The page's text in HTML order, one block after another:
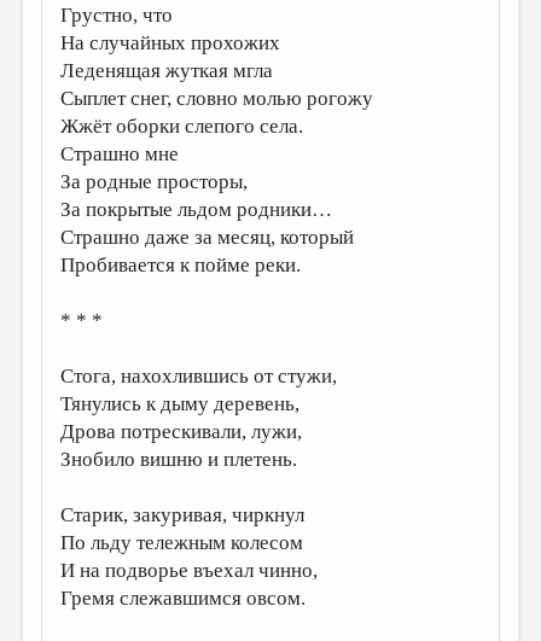
Грустно, что
На случайных прохожих
Леденящая жуткая мгла
Сыплет снег, словно молью рогожу
Жжёт оборки слепого села.
Страшно мне
За родные просторы,
За покрытые льдом родники…
Страшно даже за месяц, который
Пробивается к пойме реки.
* * *
Стога, нахохлившись от стужи,
Тянулись к дыму деревень,
Дрова потрескивали, лужи,
Знобило вишню и плетень.
Старик, закуривая, чиркнул
По льду тележным колесом
И на подворье въехал чинно,
Гремя слежавшимся овсом.